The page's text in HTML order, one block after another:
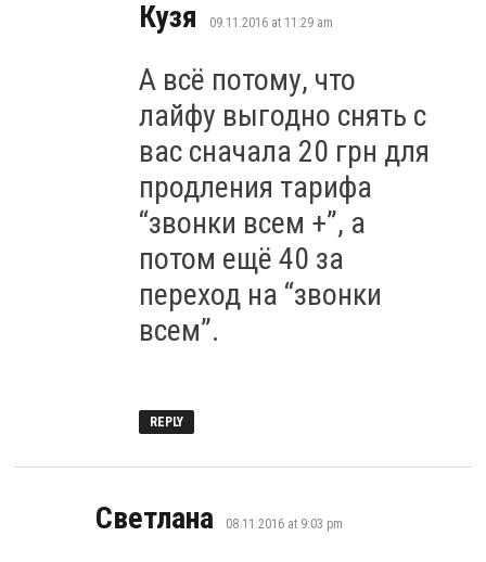
Кузя says:
09.11.2016 at 11:29 am
А всё потому, что
лайфу выгодно снять с
вас сначала 20 грн для
продления тарифа
“звонки всем +”, а
потом ещё 40 за
переход на “звонки
всем”.
REPLY
Светлана says:
08.11.2016 at 9:03 pm